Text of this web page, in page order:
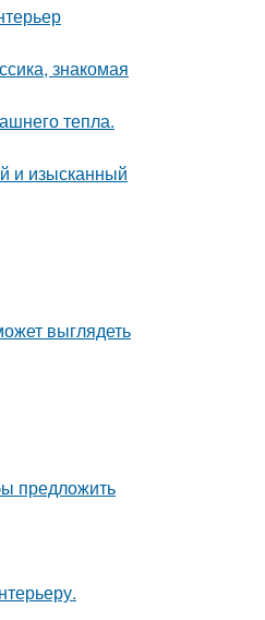
знакомая
тепла.
и изысканный
выглядеть
предложить